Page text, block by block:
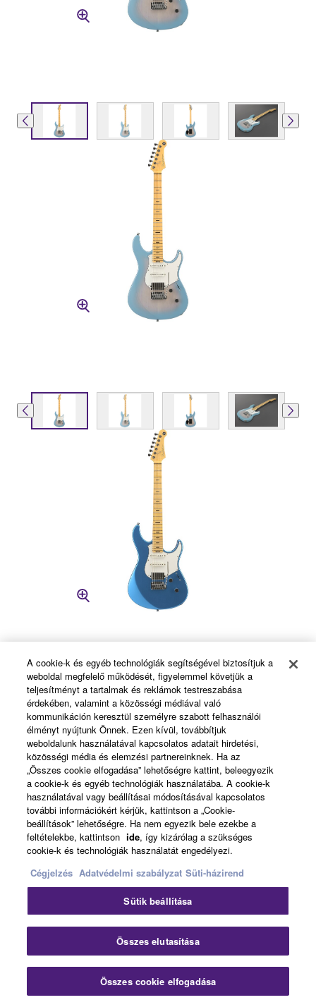
A cookie-k és egyéb technológiák segítségével biztosítjuk a
weboldal megfelelő működését, figyelemmel követjük a
teljesítményt a tartalmak és reklámok testreszabása
érdekében, valamint a közösségi médiával való
kommunikáción keresztül személyre szabott felhasználói
élményt nyújtunk Önnek. Ezen kívül, továbbítjuk
weboldalunk használatával kapcsolatos adatait hirdetési,
közösségi média és elemzési partnereinknek. Ha az
„Összes cookie elfogadása” lehetőségre kattint, beleegyezik
a cookie-k és egyéb technológiák használatába. A cookie-k
használatával vagy beállításai módosításával kapcsolatos
további információkért kérjük, kattintson a „Cookie-
beállítások” lehetőségre. Ha nem egyezik bele ezekbe a
feltételekbe, kattintson ide, így kizárólag a szükséges
cookie-k és technológiák használatát engedélyezi.
Cégjelzés Adatvédelmi szabályzat Süti-házirend
Sütik beállítása
Összes elutasítása
Összes cookie elfogadása